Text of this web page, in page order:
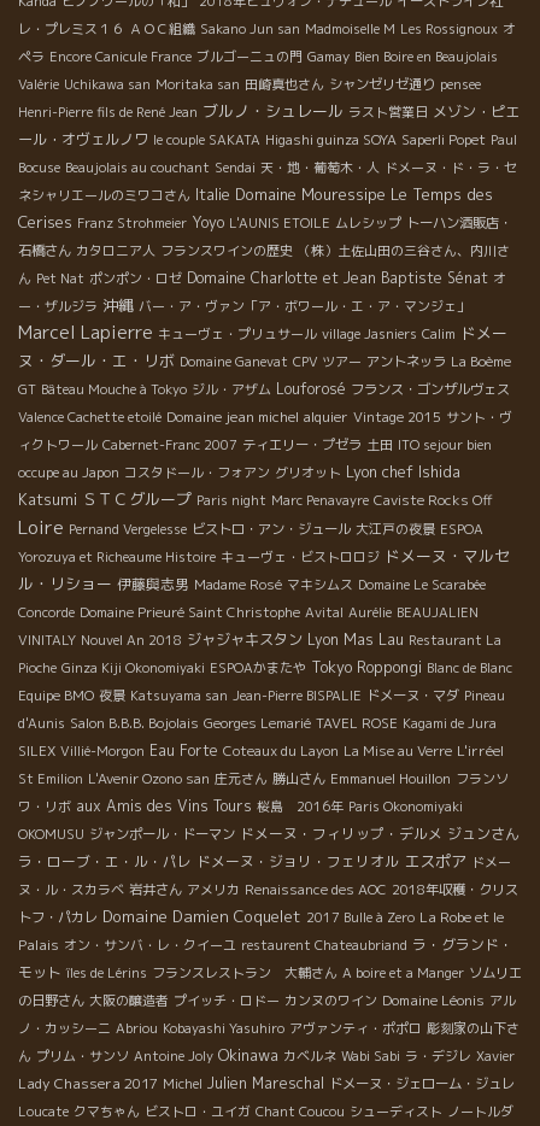
レ・プレミス１６ ＡＯＣ組織 Sakano Jun san Madmoiselle M Les Rossignoux オ
ペラ Encore Canicule France ブルゴーニュの門 Gamay Bien Boire en Beaujolais
Valérie Uchikawa san Moritaka san 田崎真也さん シャンゼリゼ通り pensee
Henri-Pierre fils de René Jean ブルノ・シュレール ラスト営業日 メゾン・ピエ
ール・オヴェルノワ le couple SAKATA Higashi guinza SOYA Saperli Popet Paul
Bocuse Beaujolais au couchant Sendai 天・地・葡萄木・人 ドメーヌ・ド・ラ・セ
ネシャリエールのミワコさん Italie Domaine Mouressipe Le Temps des
Cerises Franz Strohmeier Yoyo L'AUNIS ETOILE ムレシップ トーハン酒販店・
石橋さん カタロニア人 フランスワインの歴史
（株）土佐山田の三谷さん、内川さ
ん Pet Nat ポンポン・ロゼ Domaine Charlotte et Jean Baptiste Sénat オ
ー・ザルジラ 沖縄 バー・ア・ヴァン「ア・ボワール・エ・ア・マンジェ」
Marcel Lapierre キューヴェ・プリュサール village Jasniers Calim ドメー
ヌ・ダール・エ・リボ Domaine Ganevat CPV ツアー アントネッラ La Boème
GT Bâteau Mouche à Tokyo ジル・アザム Louforosé フランス・ゴンザルヴェス
Valence Cachette etoilé Domaine jean michel alquier Vintage 2015 サント・ヴ
ィクトワール Cabernet-Franc 2007 ティエリー・プゼラ 土田 ITO sejour bien
occupe au Japon コスタドール・フォアン グリオット Lyon chef Ishida
Katsumi ＳＴＣグループ Paris night Marc Penavayre Caviste Rocks Off
Loire Pernand Vergelesse ビストロ・アン・ジュール 大江戸の夜景 ESPOA
Yorozuya et Richeaume Histoire キューヴェ・ビストロロジ ドメーヌ・マルセ
ル・リショー 伊藤與志男 Madame Rosé マキシムス Domaine Le Scarabée
Concorde Domaine Prieuré Saint Christophe Avital Aurélie BEAUJALIEN
VINITALY Nouvel An 2018 ジャジャキスタン Lyon Mas Lau Restaurant La
Pioche Ginza Kiji Okonomiyaki ESPOAかまたや Tokyo Roppongi Blanc de Blanc
Equipe BMO 夜景 Katsuyama san Jean-Pierre BISPALIE ドメーヌ・マダ Pineau
d'Aunis Salon B.B.B. Bojolais Georges Lemarié TAVEL ROSE Kagami de Jura
SILEX Villié-Morgon Eau Forte Coteaux du Layon La Mise au Verre L'irréel
St Emilion L'Avenir Ozono san 庄元さん 勝山さん Emmanuel Houillon フランソ
ワ・リボ aux Amis des Vins Tours 桜島 2016年 Paris Okonomiyaki
OKOMUSU ジャンポール・ドーマン ドメーヌ・フィリップ・デルメ ジュンさん
ラ・ローブ・エ・ル・パレ ドメーヌ・ジョリ・フェリオル エスポア ドメー
ヌ・ル・スカラベ 岩井さん アメリカ Renaissance des AOC 2018年収穫・クリス
トフ・パカレ Domaine Damien Coquelet 2017 Bulle à Zero La Robe et le
Palais オン・サンバ・レ・クイーユ restaurent Chateaubriand ラ・グランド・
モット îles de Lérins フランスレストラン 大輔さん A boire et a Manger ソムリエ
の日野さん 大阪の醸造者 プイッチ・ロドー カンヌのワイン Domaine Léonis アル
ノ・カッシーニ Abriou Kobayashi Yasuhiro アヴァンティ・ポポロ 彫刻家の山下さ
ん プリム・サンソ Antoine Joly Okinawa カベルネ Wabi Sabi ラ・デジレ Xavier
Lady Chassera 2017 Michel Julien Mareschal ドメーヌ・ジェローム・ジュレ
Loucate クマちゃん ビストロ・ユイガ Chant Coucou シューディスト ノートルダ